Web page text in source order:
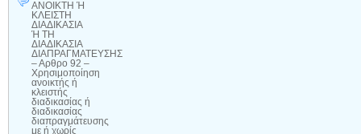
ΑΝΟΙΚΤΗ Ή
ΚΛΕΙΣΤΗ
ΔΙΑΔΙΚΑΣΙΑ
Ή ΤΗ
ΔΙΑΔΙΚΑΣΙΑ
ΔΙΑΠΡΑΓΜΑΤΕΥΣΗΣ
– Αρθρο 92 –
Χρησιμοποίηση
ανοικτής ή
κλειστής
διαδικασίας ή
διαδικασίας
διαπραγμάτευσης
με ή χωρίς